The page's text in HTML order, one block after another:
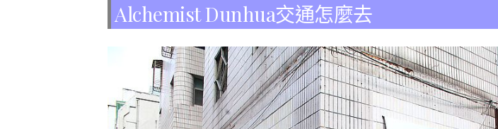
Alchemist Dunhua交通怎麼去